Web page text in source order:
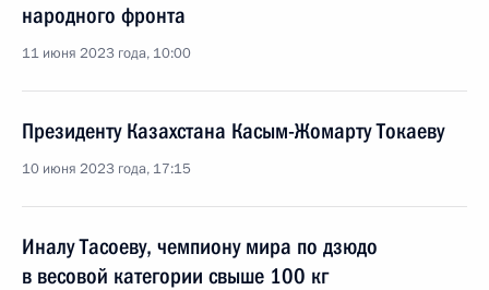
народного фронта
11 июня 2023 года, 10:00
Президенту Казахстана Касым-Жомарту Токаеву
10 июня 2023 года, 17:15
Иналу Тасоеву, чемпиону мира по дзюдо
в весовой категории свыше 100 кг